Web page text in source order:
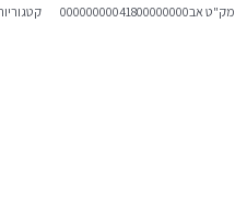
אב00000000041800000000 קטגוריות